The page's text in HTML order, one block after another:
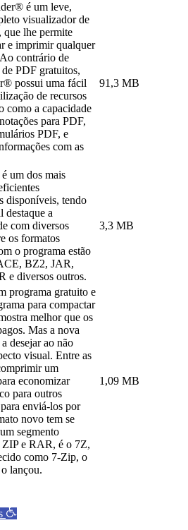
é um leve,
visualizador de
que lhe permite
e imprimir qualquer
contrário de
PDF gratuitos,
possui uma fácil
de recursos
como a capacidade
para PDF,
PDF, e
com as
91,3 MB
um dos mais
disponíveis, tendo
destaque a
com diversos
os formatos
o programa estão
BZ2, JAR,
e diversos outros.
3,3 MB
programa gratuito e
para compactar
melhor que os
Mas a nova
desejar ao não
visual. Entre as
um
economizar
para outros
enviá-los por
novo tem se
segmento
e RAR, é o 7Z,
como 7-Zip, o
lançou.
1,09 MB